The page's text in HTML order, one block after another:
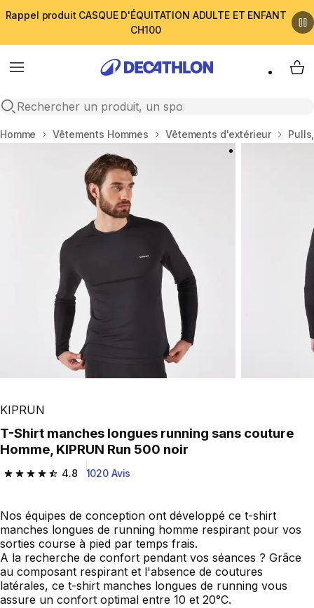
Rappel produit CASQUE D'ÉQUITATION ADULTE ET ENFANT
CH100
Menu
Open search
My
Accueil
Homme Vêtements Hommes Vêtements d'extérieur
KIPRUN
T-Shirt manches longues running sans couture
Homme, KIPRUN Run 500 noir
4.8
4.8 out of 5 stars from 1020 reviews
1020 Avis
Nos équipes de conception ont développé ce t-shirt
manches longues de running homme respirant pour vos
sorties course à pied par temps frais.
A la recherche de confort pendant vos séances ? Grâce
au composant respirant et l'absence de coutures
latérales, ce t-shirt manches longues de running vous
assure un confort optimal entre 10 et 20°C.